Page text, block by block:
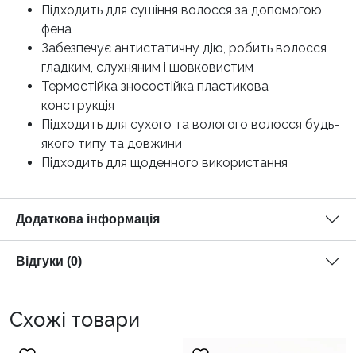
Підходить для сушіння волосся за допомогою
фена
Забезпечує антистатичну дію, робить волосся
гладким, слухняним і шовковистим
Термостійка зносостійка пластикова
конструкція
Підходить для сухого та вологого волосся будь-
якого типу та довжини
Підходить для щоденного використання
Додаткова інформація
Відгуки (0)
Схожі товари